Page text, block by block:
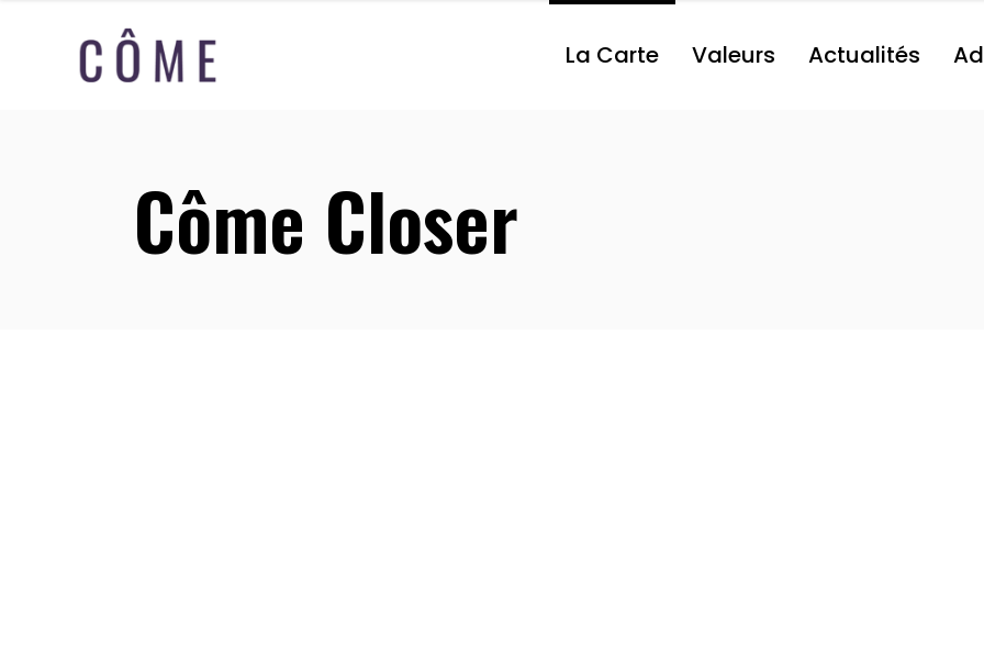
La Carte Valeurs Actualités
Côme Closer